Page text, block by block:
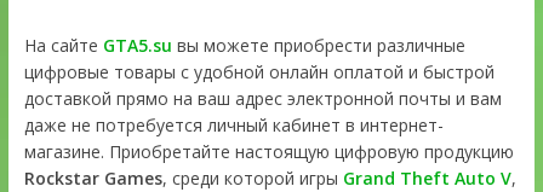
На сайте GTA5.su вы можете приобрести различные
цифровые товары с удобной онлайн оплатой и быстрой
доставкой прямо на ваш адрес электронной почты и вам
даже не потребуется личный кабинет в интернет-
магазине. Приобретайте настоящую цифровую продукцию
Rockstar Games, среди которой игры Grand Theft Auto V,